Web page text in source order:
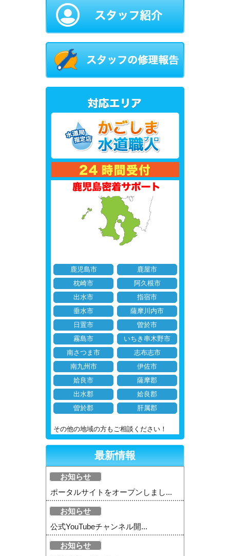
鹿児島市
鹿屋市
枕崎市
阿久根市
出水市
指宿市
垂水市
薩摩川内市
日置市
曽於市
霧島市
いちき串木野市
南さつま市
志布志市
南九州市
伊佐市
姶良市
薩摩郡
出水郡
姶良郡
曽於郡
肝属郡
その他の地域の方もご相談ください！
最新情報
お知らせ
ポータルサイトをオープンしまし...
お知らせ
公式YouTubeチャンネル開...
お知らせ